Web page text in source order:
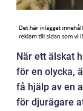
När ett älskat
för en olycka,
få hjälp av en
för djurägare